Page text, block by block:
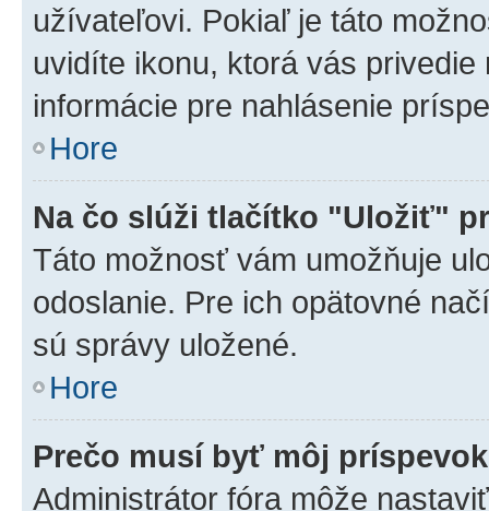
užívateľovi. Pokiaľ je táto
uvidíte ikonu, ktorá vás
informácie pre nahlásenie
Hore
Na čo slúži tlačítko "Uložiť"
Táto možnosť vám umožňuje
odoslanie. Pre ich opätovné
sú správy uložené.
Hore
Prečo musí byť môj
Administrátor fóra môže